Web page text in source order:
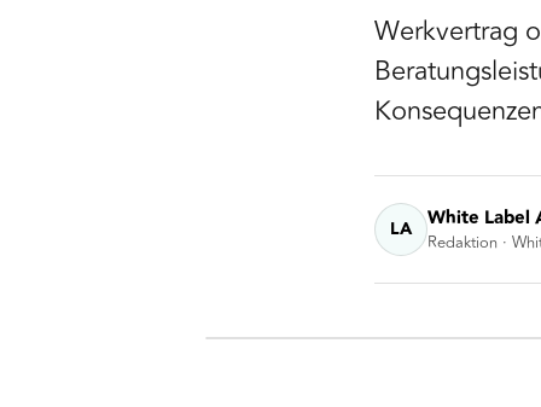
Werkvertrag
LA White Label
Redaktion ·